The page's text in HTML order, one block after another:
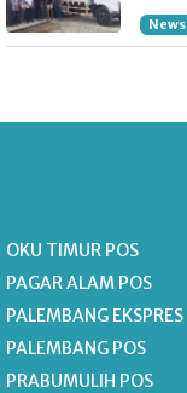
News
OKU TIMUR POS
PAGAR ALAM POS
PALEMBANG EKSPRES
PALEMBANG POS
PRABUMULIH POS